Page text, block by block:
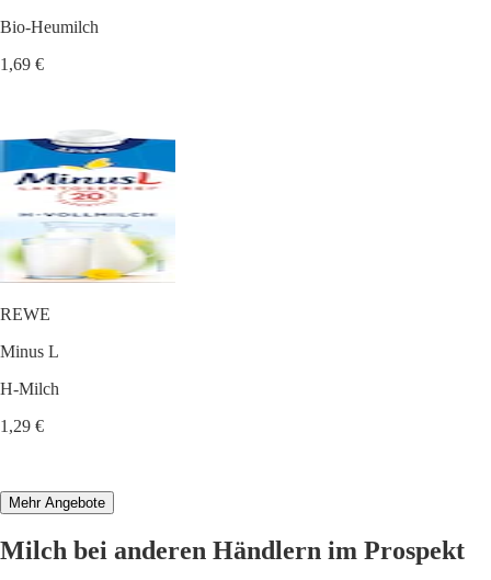
Bio-Heumilch
1,69 €
REWE
Minus L
H-Milch
1,29 €
Mehr Angebote
Milch bei anderen Händlern im Prospekt